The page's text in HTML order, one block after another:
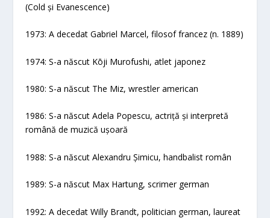
(Cold și Evanescence)
1973: A decedat Gabriel Marcel, filosof francez (n. 1889)
1974: S-a născut Kōji Murofushi, atlet japonez
1980: S-a născut The Miz, wrestler american
1986: S-a născut Adela Popescu, actriță și interpretă
română de muzică ușoară
1988: S-a născut Alexandru Șimicu, handbalist român
1989: S-a născut Max Hartung, scrimer german
1992: A decedat Willy Brandt, politician german, laureat